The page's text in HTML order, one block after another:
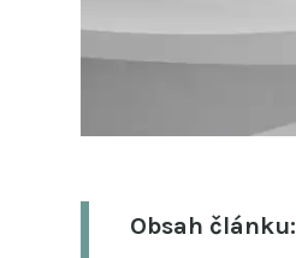
Obsah článku: